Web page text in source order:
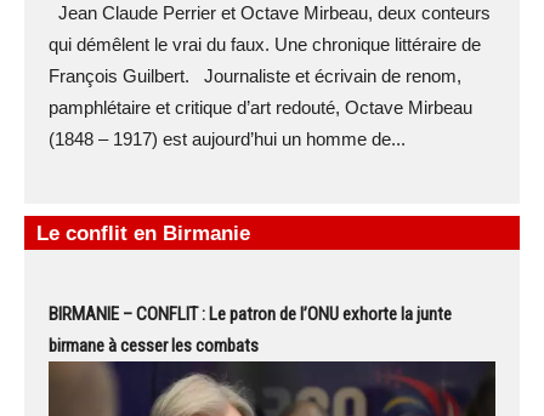
Jean Claude Perrier et Octave Mirbeau, deux conteurs
qui démêlent le vrai du faux. Une chronique littéraire de
François Guilbert. Journaliste et écrivain de renom,
pamphlétaire et critique d’art redouté, Octave Mirbeau
(1848 – 1917) est aujourd’hui un homme de...
Le conflit en Birmanie
BIRMANIE – CONFLIT : Le patron de l’ONU exhorte la junte
birmane à cesser les combats